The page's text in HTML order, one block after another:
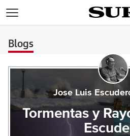
Blogs
Jose Luis
Tormentas y